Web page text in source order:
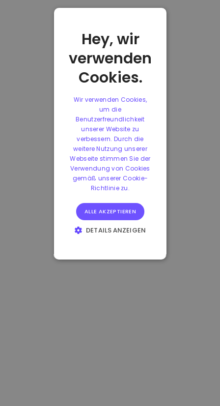
Hey, wir
verwenden
Cookies.
Wir verwenden Cookies,
um die
Benutzerfreundlichkeit
unserer Website zu
verbessern. Durch die
weitere Nutzung unserer
Webseite stimmen Sie der
Verwendung von Cookies
gemäß unserer Cookie-
Richtlinie zu.
ALLE AKZEPTIEREN
DETAILS ANZEIGEN